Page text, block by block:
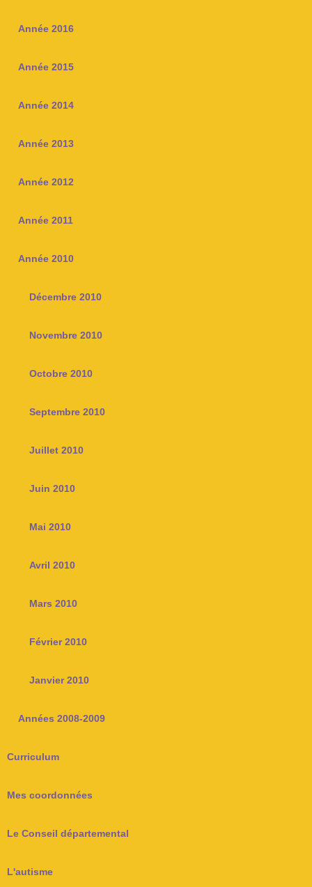
Année 2016
Année 2015
Année 2014
Année 2013
Année 2012
Année 2011
Année 2010
Décembre 2010
Novembre 2010
Octobre 2010
Septembre 2010
Juillet 2010
Juin 2010
Mai 2010
Avril 2010
Mars 2010
Février 2010
Janvier 2010
Années 2008-2009
Curriculum
Mes coordonnées
Le Conseil départemental
L'autisme